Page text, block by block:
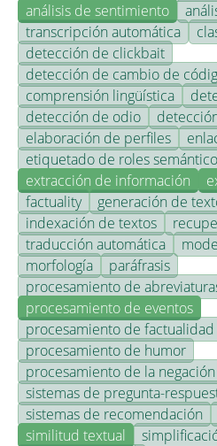
análisis de sentimiento
transcripción automática
detección de clickbait
detección de cambio de
comprensión lingüística
detección de odio
elaboración de perfiles
etiquetado de roles
extracción de información
factuality
generación de
indexación de textos
traducción automática
morfología
paráfrasis
procesamiento de
procesamiento de eventos
procesamiento de factualidad
procesamiento de humor
procesamiento de la negación
sistemas de pregunta-
sistemas de recomendación
similitud textual